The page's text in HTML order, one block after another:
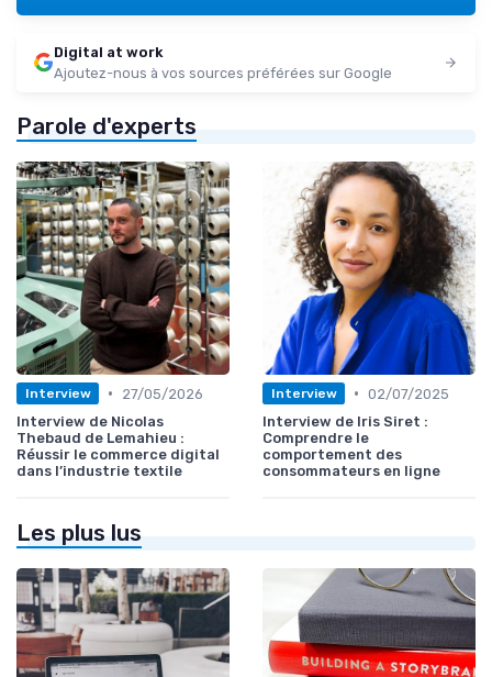
Digital at work
Ajoutez-nous à vos sources préférées sur Google
Parole d'experts
Interview •
27/05/2026
Interview de Nicolas
Thebaud de Lemahieu :
Réussir le commerce digital
dans l’industrie textile
Interview • 02/07/2025
Interview de Iris Siret :
Comprendre le
comportement des
consommateurs en ligne
Les plus lus